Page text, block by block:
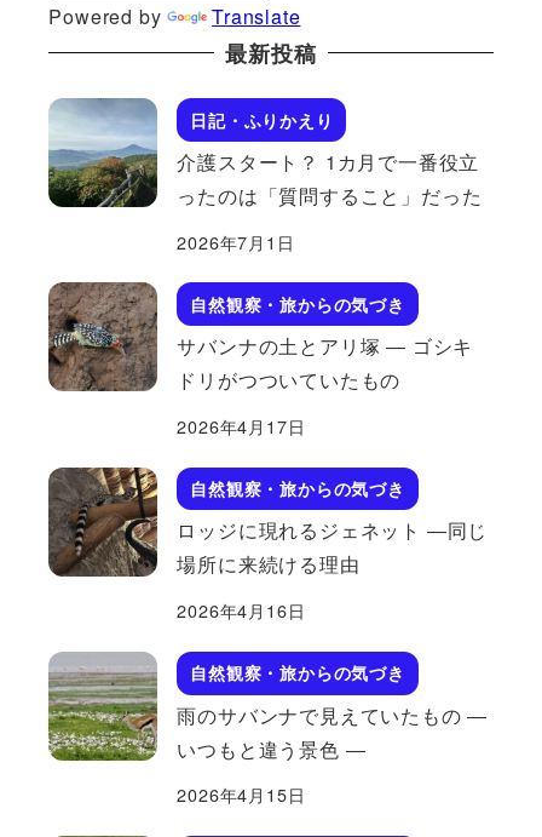
Powered by Translate
最新投稿
日記・ふりかえり
介護スタート？ 1カ月で一番役立
ったのは「質問すること」だった
2026年7月1日
自然観察・旅からの気づき
サバンナの土とアリ塚 ― ゴシキ
ドリがつついていたもの
2026年4月17日
自然観察・旅からの気づき
ロッジに現れるジェネット ―同じ
場所に来続ける理由
2026年4月16日
自然観察・旅からの気づき
雨のサバンナで見えていたもの ―
いつもと違う景色 ―
2026年4月15日